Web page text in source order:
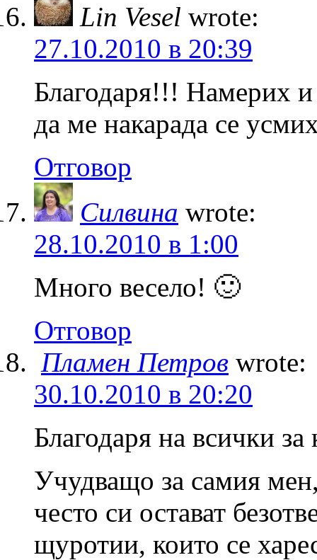
Lin Vesel wrote:
27.10.2010 в 20:39
Благодаря!!! Намерих и
да ме накарада се
Отговор
Силвина wrote:
28.10.2010 в 1:00
Много весело! 🙂
Отговор
Пламен Петров wrote:
30.10.2010 в 20:20
Благодаря на всички
Учудващо за самия
често си остават
щуротии, които се